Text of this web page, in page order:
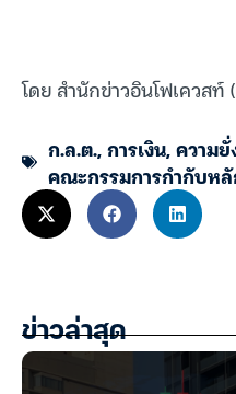
โดย สำนักข่าวอินโฟเควสท์
ก.ล.ต.,การเงิน,ความ
คณะกรรมการกำกับห
ข่าวล่าสุด